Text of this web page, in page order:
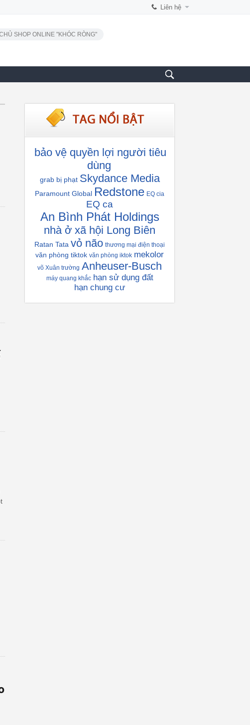
Liên hệ
SHOP ONLINE "KHÓC RÒNG"
bảo vệ quyền lợi người tiêu
dùng
grab bị phạt Skydance Media
Paramount Global Redstone EQ cia
EQ ca
An Bình Phát Holdings
nhà ở xã hội Long Biên
Ratan Tata vỏ não thương mại điện thoại
văn phòng tiktok văn phòng iktok mekolor
võ Xuân trường Anheuser-Busch
máy quang khắc hạn sử dụng đất
hạn chung cư